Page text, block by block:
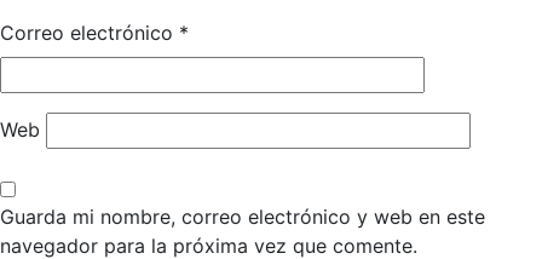
Correo electrónico *
Web
Guarda mi nombre, correo electrónico y web en este
navegador para la próxima vez que comente.